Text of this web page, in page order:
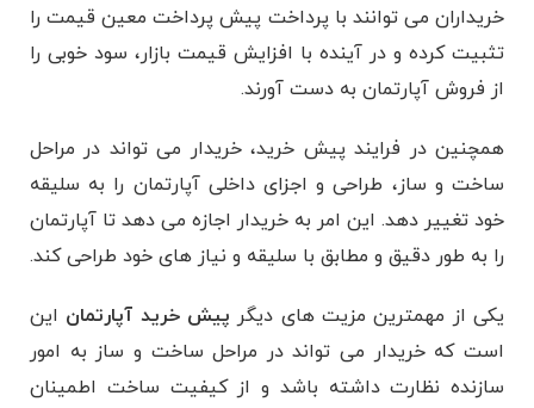
خریداران می ‌توانند با پرداخت پیش پرداخت معین قیمت را
تثبیت کرده و در آینده با افزایش قیمت بازار، سود خوبی را
از فروش آپارتمان به دست آورند.
همچنین در فرایند پیش خرید، خریدار می‌ تواند در مراحل
ساخت و ساز، طراحی و اجزای داخلی آپارتمان را به سلیقه
خود تغییر دهد. این امر به خریدار اجازه می‌ دهد تا آپارتمان
را به طور دقیق و مطابق با سلیقه و نیاز های خود طراحی کند.
یکی از مهمترین مزیت های دیگر پیش خرید آپارتمان این
است که خریدار می تواند در مراحل ساخت و ساز به امور
سازنده نظارت داشته باشد و از کیفیت ساخت اطمینان